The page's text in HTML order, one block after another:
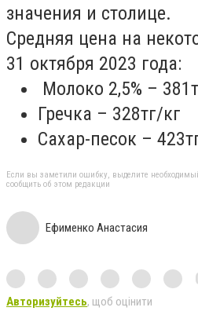
значения и столице.
Средняя цена на
31 октября 2023 года:
Молоко 2,5% –
Гречка – 328тг/кг
Сахар-песок –
Если вы заметили ошибку, выделите
сообщить об этом редакции
Ефименко Анастасия
Авторизуйтесь, щоб оцінити